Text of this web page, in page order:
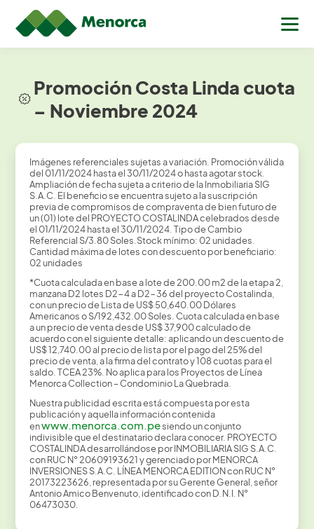
Promoción Costa Linda cuota
– Noviembre 2024
Imágenes referenciales sujetas a variación. Promoción válida
del 01/11/2024 hasta el 30/11/2024 o hasta agotar stock.
Ampliación de fecha sujeta a criterio de la Inmobiliaria SIG
S.A.C. El beneficio se encuentra sujeto a la suscripción
previa de compromisos de compraventa de bien futuro de
un (01) lote del PROYECTO COSTALINDA celebrados desde
el 01/11/2024 hasta el 30/11/2024. Tipo de Cambio
Referencial S/3.80 Soles.Stock mínimo: 02 unidades.
Cantidad máxima de lotes con descuento por beneficiario:
02 unidades
*Cuota calculada en base a lote de 200.00 m2 de la etapa 2,
manzana D2 lotes D2-4 a D2-36 del proyecto Costalinda,
con un precio de Lista de US$ 50,640.00 Dólares
Americanos o S/192,432.00 Soles. Cuota calculada en base
a un precio de venta desde US$ 37,900 calculado de
acuerdo con el siguiente detalle: aplicando un descuento de
US$ 12,740.00 al precio de lista por el pago del 25% del
precio de venta, a la firma del contrato y 108 cuotas para el
saldo. TCEA 23%. No aplica para los Proyectos de Línea
Menorca Collection – Condominio La Quebrada.
Nuestra publicidad escrita está compuesta por esta
publicación y aquella información contenida
enwww.menorca.com.pesiendo un conjunto
indivisible que el destinatario declara conocer. PROYECTO
COSTALINDA desarrollándose por INMOBILIARIA SIG S.A.C.
con RUC N° 20609193621 y gerenciado por MENORCA
INVERSIONES S.A.C. LÍNEA MENORCA EDITION con RUC N°
20173223626, representada por su Gerente General, señor
Antonio Amico Benvenuto, identificado con D.N.I. N°
06473030.